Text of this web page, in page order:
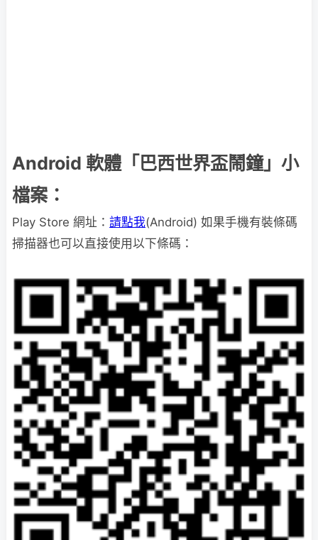
Android 軟體「巴西世界盃鬧鐘」小
檔案：
Play Store 網址： 請點我(Android) 如果手機有裝條碼
掃描器也可以直接使用以下條碼：